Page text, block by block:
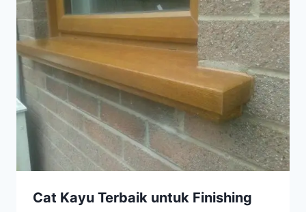
Cat Kayu Terbaik untuk Finishing